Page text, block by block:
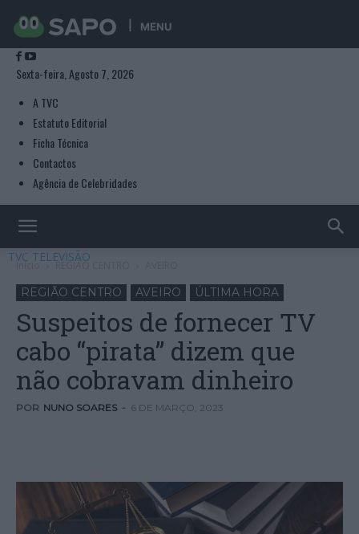
MENU
Sexta-feira, Agosto 7, 2026
A TVC
Estatuto Editorial
Ficha Técnica
Contactos
Agência de Celebridades
TVC TELEVISÃO
Início REGIÃO CENTRO
REGIÃO CENTRO AVEIRO ÚLTIMA HORA
Suspeitos de fornecer TV
cabo “pirata” dizem que
não cobravam dinheiro
POR NUNO SOARES - 6 DE MARÇO, 2023